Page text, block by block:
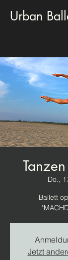
Urban
Do.,
Ballett
Jetzt